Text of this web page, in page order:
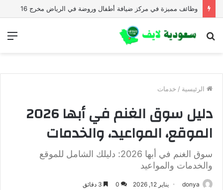
وظائف تعليمية في المدارس العالمية في الرياض وعسير والجوف برواتب مميزة
بحث
الرئيسية / خدمات
دليل سوق الغنم في أبها 2026
الموقع، المواعيد، والخدمات
سوق الغنم في أبها 2026: دليلك الشامل للموقع
والخدمات والمواعيد
donya يناير 12, 2026 0